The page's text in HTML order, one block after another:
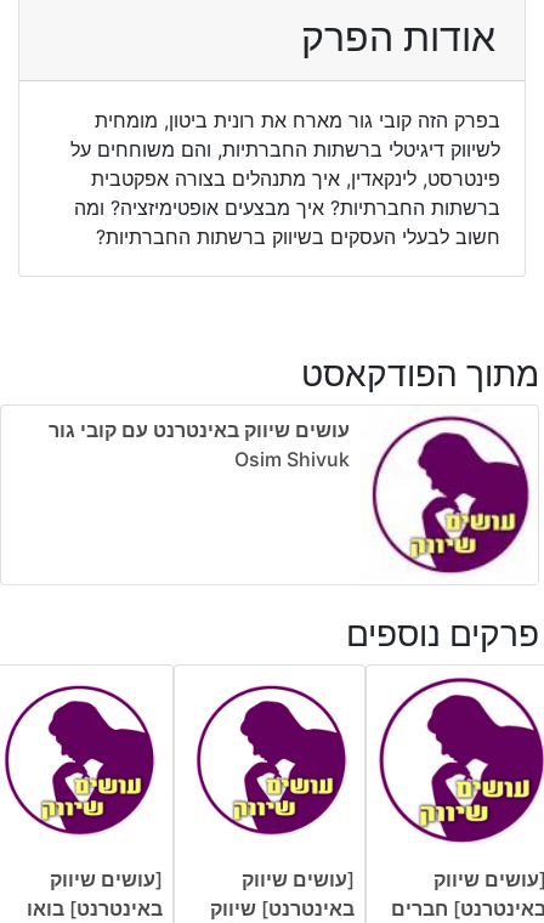
אודות הפרק
בפרק הזה קובי גור מארח את רונית ביטון, מומחית
לשיווק דיגיטלי ברשתות החברתיות, והם משוחחים על
פינטרסט, לינקאדין, איך מתנהלים בצורה אפקטבית
ברשתות החברתיות? איך מבצעים אופטימיזציה? ומה
חשוב לבעלי העסקים בשיווק ברשתות החברתיות?
מתוך הפודקאסט
עושים שיווק באינטרנט עם קובי גור
Osim Shivuk
פרקים נוספים
שיווק
חברים
[עושים שיווק
באינטרנט] שיווק
[עושים שיווק
באינטרנט] בואו